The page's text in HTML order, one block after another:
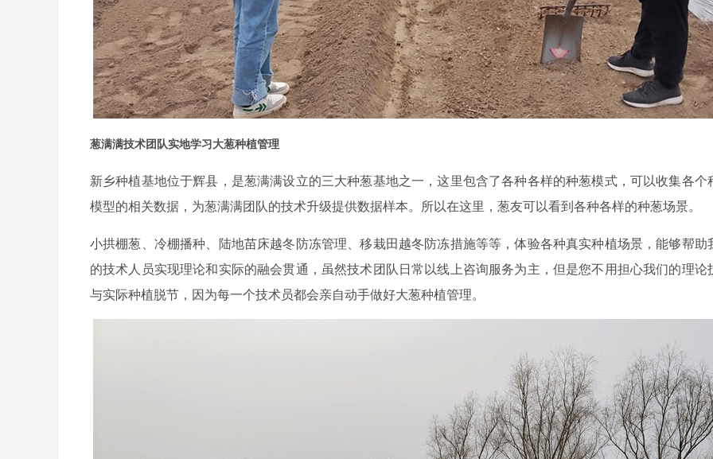
葱满满技术团队实地学习大葱种植管理
新乡种植基地位于辉县，是葱满满设立的三大种葱基地之一，这里包含了各种各样的种葱模式，可以收集各个
模型的相关数据，为葱满满团队的技术升级提供数据样本。所以在这里，葱友可以看到各种各样的种葱场景。
小拱棚葱、冷棚播种、陆地苗床越冬防冻管理、移栽田越冬防冻措施等等，体验各种真实种植场景，能够帮助
的技术人员实现理论和实际的融会贯通，虽然技术团队日常以线上咨询服务为主，但是您不用担心我们的理论
与实际种植脱节，因为每一个技术员都会亲自动手做好大葱种植管理。